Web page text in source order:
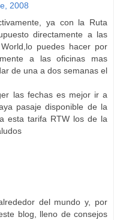
2008
ya con la Ruta
directamente a las
puedes hacer por
a las oficinas mas
de una a dos semanas el
las fechas es mejor ir a
pasaje disponible de la
esta tarifa RTW los de la
del mundo y, por
blog, lleno de consejos